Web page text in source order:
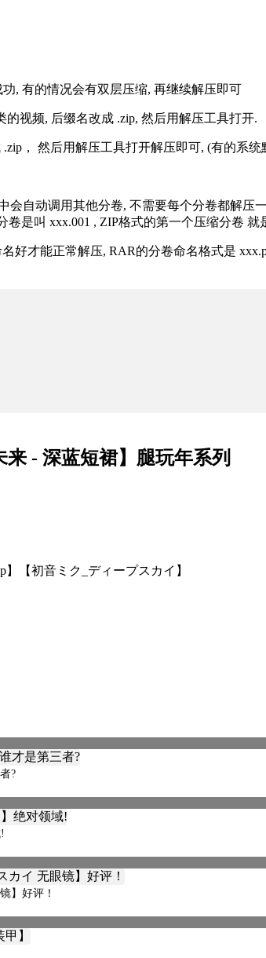
, 有的情况会有双层压缩, 再继续解压即可
视频, 后缀名改成 .zip, 然后用解压工具打开.
， 然后用解压工具打开解压即可, (有的系
自动调用其他分卷, 不需要每个分卷都解
是叫 xxx.001 , ZIP格式的第一个压缩分卷 就
才能正常解压, RAR的分卷命名格式是
- 深蓝短裙】腿玩年系列
【初音ミク_ディープスカイ】
?
】好评！